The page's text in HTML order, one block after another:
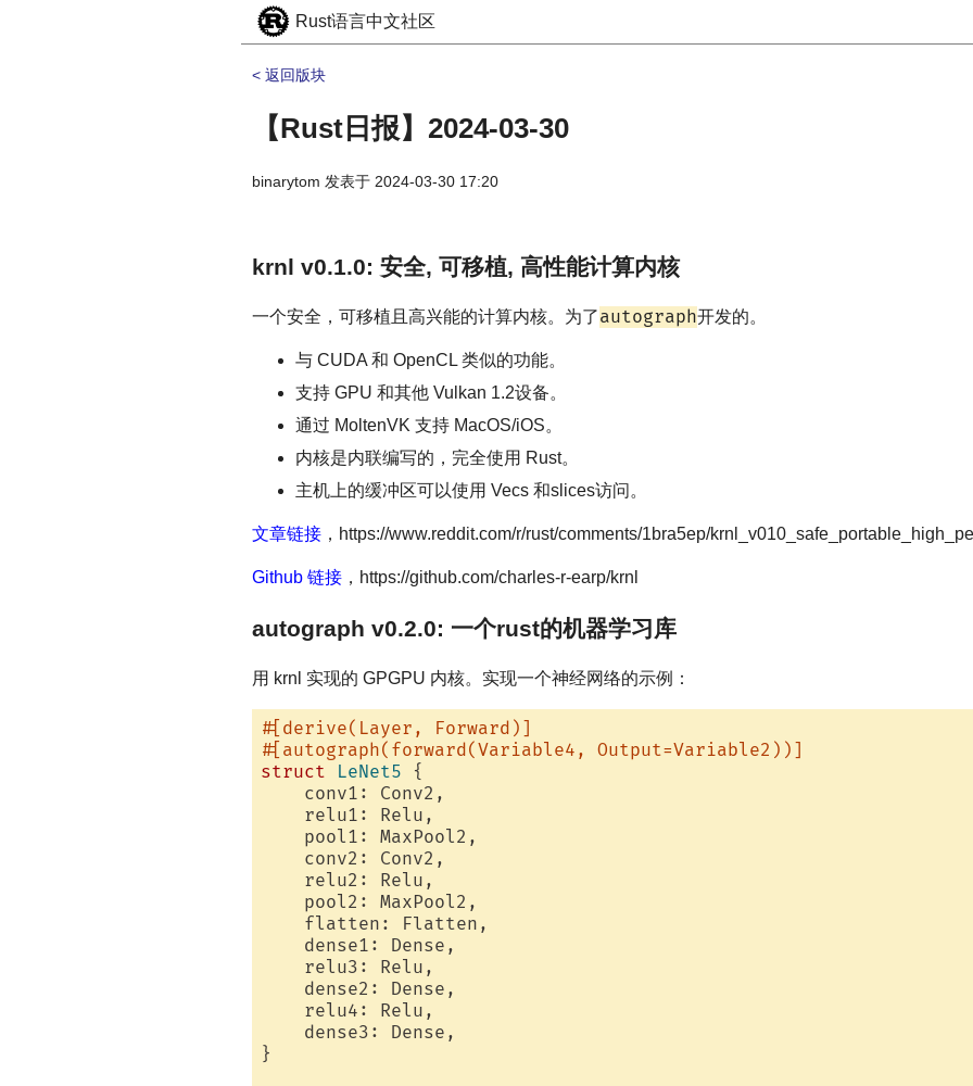
Rust语言中文社区
< 返回版块
【Rust日报】2024-03-30
binarytom 发表于 2024-03-30 17:20
krnl v0.1.0: 安全, 可移植, 高性能计算内核
一个安全，可移植且高兴能的计算内核。为了autograph开发的。
与 CUDA 和 OpenCL 类似的功能。
支持 GPU 和其他 Vulkan 1.2设备。
通过 MoltenVK 支持 MacOS/iOS。
内核是内联编写的，完全使用 Rust。
主机上的缓冲区可以使用 Vecs 和slices访问。
文章链接 ，https://www.reddit.com/r/rust/comments/1bra5ep/
Github 链接 ，https://github.com/charles-r-earp/krnl
autograph v0.2.0: 一个rust的机器学习库
用 krnl 实现的 GPGPU 内核。实现一个神经网络的示例：
#[derive(Layer, Forward)]
#[autograph(forward(Variable4, Output=Variable2))]
struct
LeNet5 {
    conv1: Conv2,
    relu1: Relu,
    pool1: MaxPool2,
    conv2: Conv2,
    relu2: Relu,
    pool2: MaxPool2,
    flatten: Flatten,
    dense1: Dense,
    relu3: Relu,
    dense2: Dense,
    relu4: Relu,
    dense3: Dense,
}